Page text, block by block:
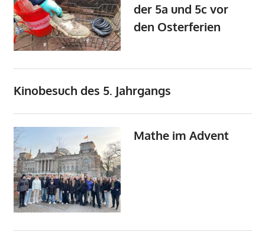
der 5a und 5c vor
den Osterferien
Kinobesuch des 5. Jahrgangs
Mathe im Advent